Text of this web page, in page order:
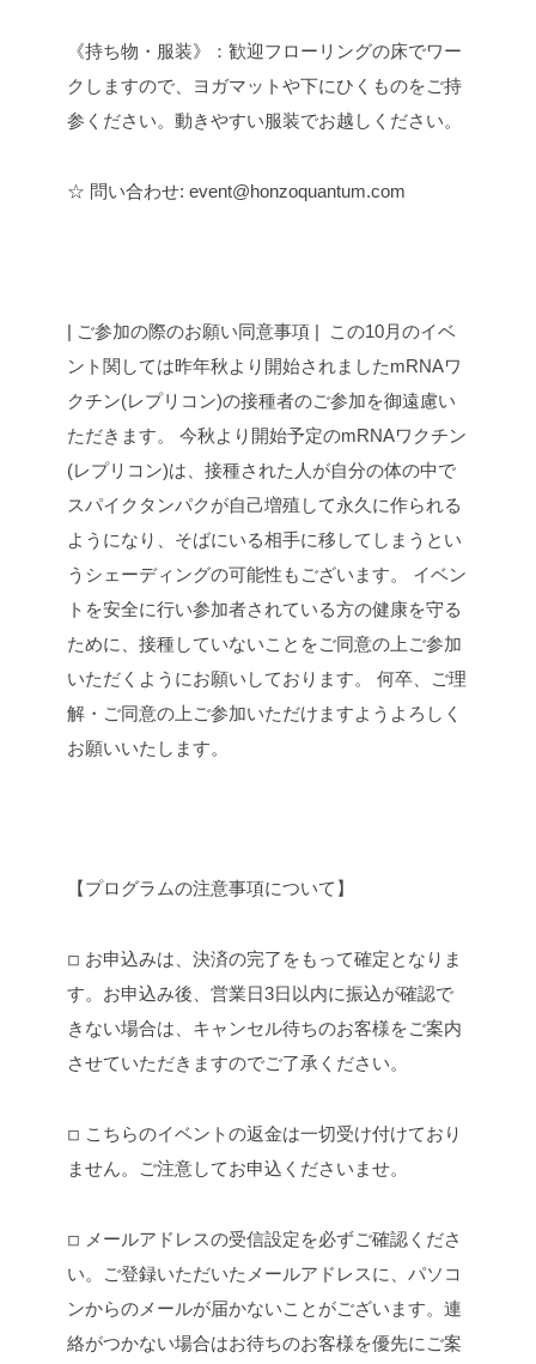
《持ち物・服装》：歓迎フローリングの床でワー
クしますので、ヨガマットや下にひくものをご持
参ください。動きやすい服装でお越しください。
☆ 問い合わせ: event@honzoquantum.com
| ご参加の際のお願い同意事項 |
この10月のイベ
ント関しては昨年秋より開始されましたmRNAワ
クチン(レプリコン)の接種者のご参加を御遠慮い
ただきます。 今秋より開始予定のmRNAワクチン
(レプリコン)は、接種された人が自分の体の中で
スパイクタンパクが自己増殖して永久に作られる
ようになり、そばにいる相手に移してしまうとい
うシェーディングの可能性もございます。 イベン
トを安全に行い参加者されている方の健康を守る
ために、接種していないことをご同意の上ご参加
いただくようにお願いしております。 何卒、ご理
解・ご同意の上ご参加いただけますようよろしく
お願いいたします。
【プログラムの注意事項について】
◽︎ お申込みは、決済の完了をもって確定となりま
す。お申込み後、営業日3日以内に振込が確認で
きない場合は、キャンセル待ちのお客様をご案内
させていただきますのでご了承ください。
◽︎ こちらのイベントの返金は一切受け付けており
ません。ご注意してお申込くださいませ。
◽︎ メールアドレスの受信設定を必ずご確認くださ
い。ご登録いただいたメールアドレスに、パソコ
ンからのメールが届かないことがございます。連
絡がつかない場合はお待ちのお客様を優先にご案